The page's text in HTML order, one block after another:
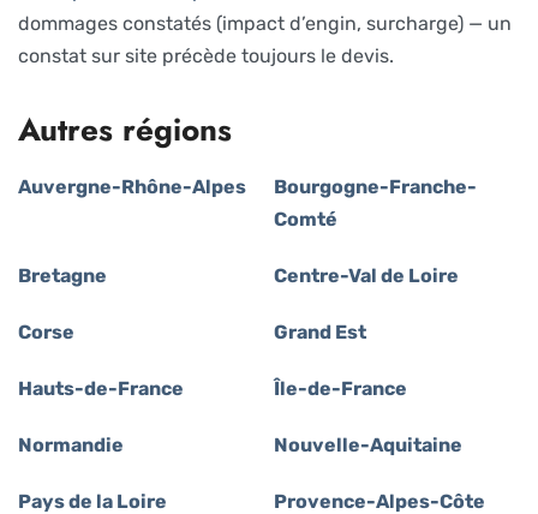
dommages constatés (impact d’engin, surcharge) — un
constat sur site précède toujours le devis.
Autres régions
Auvergne-Rhône-Alpes
Bourgogne-Franche-
Comté
Bretagne Centre-Val de Loire
Corse Grand Est
Hauts-de-France Île-de-France
Normandie Nouvelle-Aquitaine
Pays de la Loire
Provence-Alpes-Côte